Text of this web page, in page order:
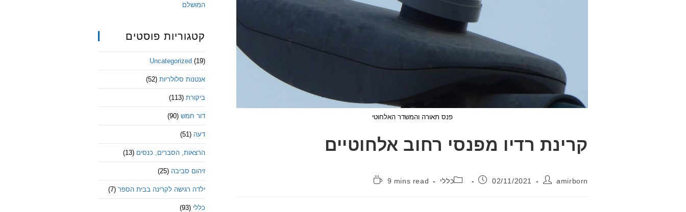
פנס תאורה והמשדר האלחוטי
קרינת רדיו מפנסי רחוב אלחוטיים
מחבר:
amirborn פורסם:
02/11/2021 קטגוריה:
כללי
זמן
9 mins read
המושלם
קטגוריות פוסטים
Uncategorized (19)
אנטנות סלולריות (52)
ביקורת (113)
דור חמש (90)
דעה (51)
הרצאות, הסברים, כנסים (13)
זיהום סביבה (25)
ילדה רגישה לקרינה בבית הספר (7)
כללי (93)